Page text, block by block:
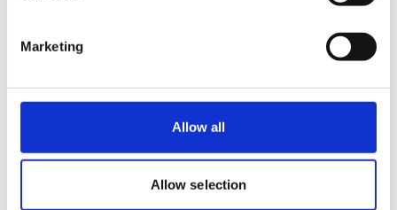
Marketing
Allow all
Allow selection